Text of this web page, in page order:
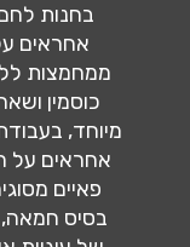
בחנות
ממחמצות
כוסמין
מיוחד,
אחראים על
פאיים
בסיס